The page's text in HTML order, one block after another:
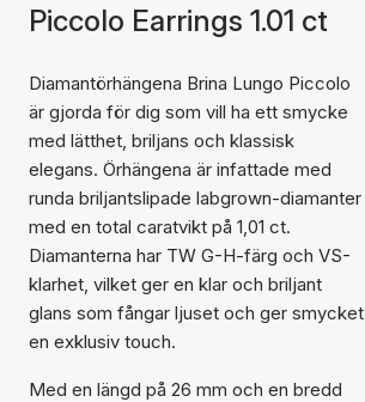
Piccolo Earrings 1.01 ct
Diamantörhängena Brina Lungo Piccolo
är gjorda för dig som vill ha ett smycke
med lätthet, briljans och klassisk
elegans. Örhängena är infattade med
runda briljantslipade labgrown-diamanter
med en total caratvikt på 1,01 ct.
Diamanterna har TW G-H-färg och VS-
klarhet, vilket ger en klar och briljant
glans som fångar ljuset och ger smycket
en exklusiv touch.
Med en längd på 26 mm och en bredd